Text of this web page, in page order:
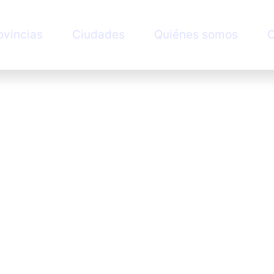
Ciudades Quiénes somos